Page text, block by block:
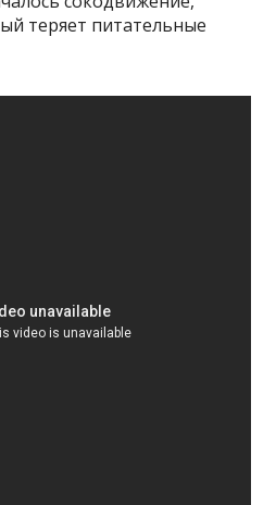
теряет питательные